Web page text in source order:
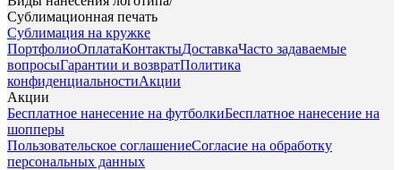
Сублимационная печать
Сублимация на кружке
ПортфолиоОплатаКонтактыДоставкаЧасто задаваемые
вопросыГарантии и возвратПолитика
конфиденциальностиАкции
Акции
Бесплатное нанесение на футболкиБесплатное нанесение на
шопперы
Пользовательское соглашениеСогласие на обработку
персональных данных